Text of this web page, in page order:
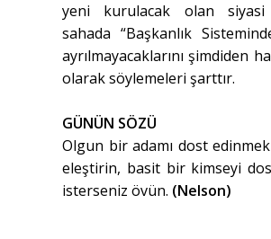
yeni kurulacak olan
sahada “Başkanlık
ayrılmayacaklarını şimdiden
olarak söylemeleri şarttır.
GÜNÜN SÖZÜ
Olgun bir adamı dost
eleştirin, basit bir kimseyi
isterseniz övün. (Nelson)